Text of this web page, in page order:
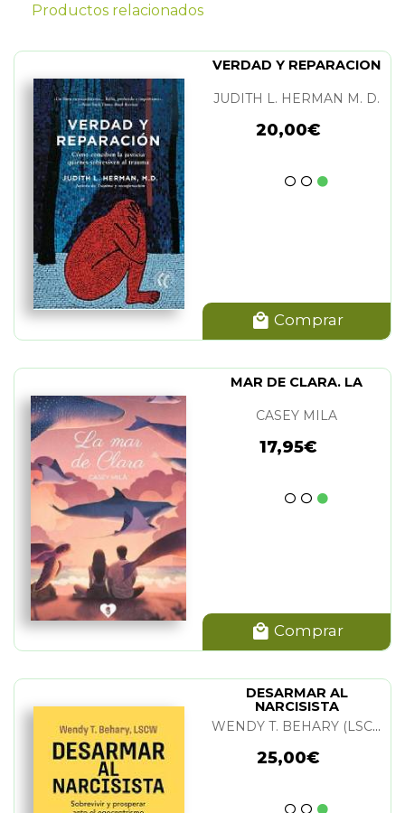
Productos relacionados
VERDAD Y REPARACION
JUDITH L. HERMAN M. D.
20,00€
Comprar
MAR DE CLARA. LA
CASEY MILA
17,95€
Comprar
DESARMAR AL
NARCISISTA
WENDY T. BEHARY (LSCW)
25,00€